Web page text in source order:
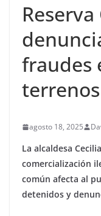
fraudes
terrenos
agosto 18, 2025
La alcaldesa
comercialización
común afecta al
detenidos y